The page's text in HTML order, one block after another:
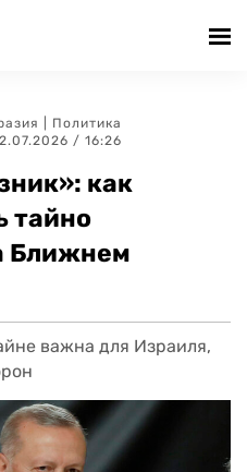
Политика
/ 16:26
как
тайно
Ближнем
важна для Израиля,